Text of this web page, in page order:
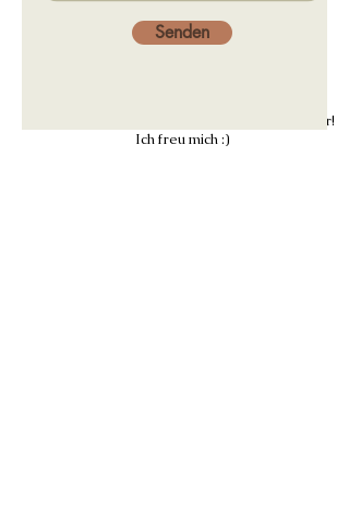
Hast du Fragen? Dann melde dich doch bei mir!
Ich freu mich :)
Senden